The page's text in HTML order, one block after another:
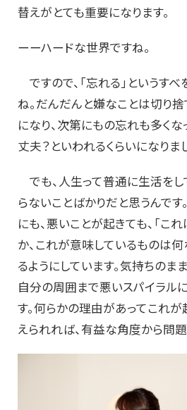
替えがとても重要になります。
ーーハードな世界ですね。
ですので、「忘れる」というす
ね。だんだんと嫌なことは切り
になり、次第にもの忘れも多くな
丈夫？といわれるくらいになりまし
でも、人生って普通に生活を
らないことばかりだと思うんです
にも、悪いことが起きても、「こ
か、これが意味しているものは
るようにしています。気持ちのま
自分の周囲まで悪いスパイラル
す。何らかの理由があってこれが
えられれば、有益な角度から問題